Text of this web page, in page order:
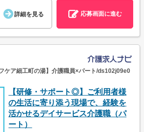
詳細を見る 応募画面に進む
ケア細工町の湯】介護職員×パート/ds102j09e0
【研修・サポート◎】ご利用者様
の生活に寄り添う現場で、経験を
活かせるデイサービス介護職（パ
ート）